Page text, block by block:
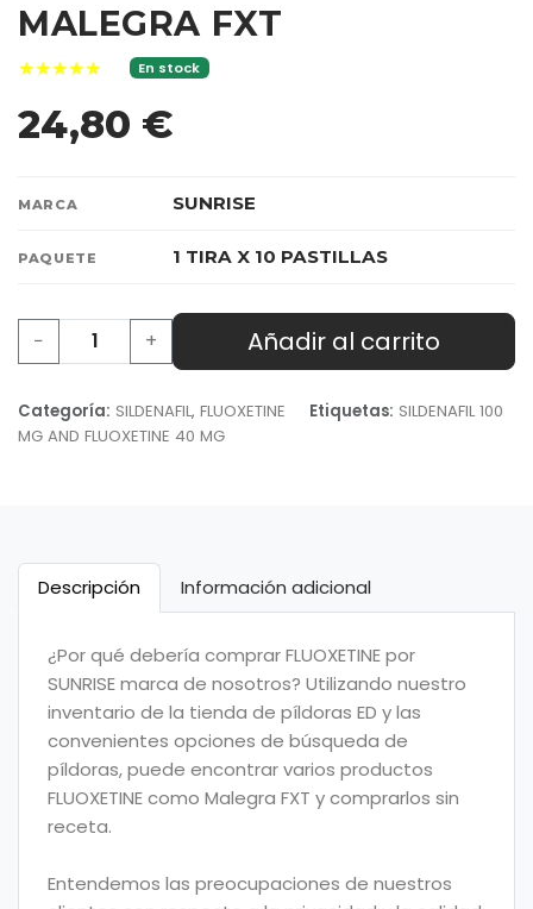
MALEGRA FXT
★★★★★ En stock
24,80 €
MARCA SUNRISE
PAQUETE 1 TIRA X 10 PASTILLAS
− + Añadir al carrito
Categoría: SILDENAFIL, FLUOXETINE Etiquetas: SILDENAFIL 100
MG AND FLUOXETINE 40 MG
Descripción Información adicional
¿Por qué debería comprar FLUOXETINE por
SUNRISE marca de nosotros? Utilizando nuestro
inventario de la tienda de píldoras ED y las
convenientes opciones de búsqueda de
píldoras, puede encontrar varios productos
FLUOXETINE como Malegra FXT y comprarlos sin
receta.
Entendemos las preocupaciones de nuestros